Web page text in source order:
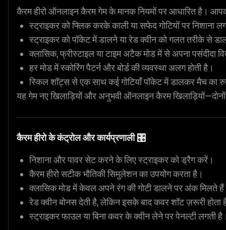
कैरम हीरो ऑनलाइन कैरम गेम के मानक नियमों पर आधारित है। आपका
स्ट्राइकर को फ्लिक करके काली या सफेद गोटियों पर निशाना
स्ट्राइकर को पॉकेट में डालने या रेड क्वीन को गलत तरीके से
क्लासिक, फ्रीस्टाइल या टाइम अटैक मोड में से अपना पसंदीदा
हर मोड में स्कोरिंग पैटर्न और बोर्ड की व्यवस्था अलग होती है।
स्किल शॉट्स से एक साथ कई गोटियाँ पॉकेट में डालकर मैच का
यह गेम नए खिलाड़ियों और अनुभवी ऑनलाइन कैरम
कैरम हीरो के कंट्रोल और कार्यप्रणाली 🎛️
निशाना और पावर सेट करने के लिए स्ट्राइकर को ड्रैग करें।
कैरम हीरो सटीक भौतिकी सिमुलेशन का उपयोग करता है।
क्लासिक मोड में केवल अपने रंग की गोटी डालने पर अंक मिलते
रेड क्वीन बोनस देती है, लेकिन इसके बाद कवर शॉट ज़रूरी होता
स्ट्राइकर फाउल या बिना कवर के क्वीन लेने पर पेनल्टी लगती